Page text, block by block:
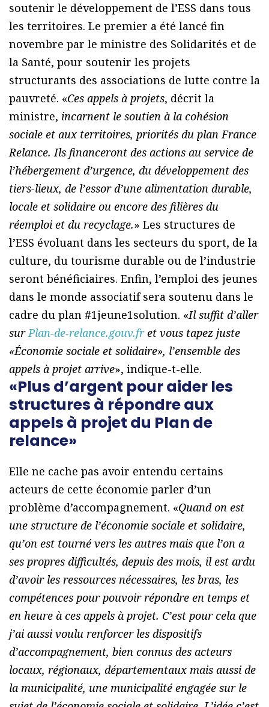
soutenir le développement de l’ESS dans tous
les territoires. Le premier a été lancé fin
novembre par le ministre des Solidarités et de
la Santé, pour soutenir les projets
structurants des associations de lutte contre la
pauvreté. «Ces appels à projets, décrit la
ministre, incarnent le soutien à la cohésion
sociale et aux territoires, priorités du plan France
Relance. Ils financeront des actions au service de
l’hébergement d’urgence, du développement des
tiers-lieux, de l’essor d’une alimentation durable,
locale et solidaire ou encore des filières du
réemploi et du recyclage.» Les structures de
l’ESS évoluant dans les secteurs du sport, de la
culture, du tourisme durable ou de l’industrie
seront bénéficiaires. Enfin, l’emploi des jeunes
dans le monde associatif sera soutenu dans le
cadre du plan #1jeune1solution. «Il suffit d’aller
surPlan-de-relance.gouv.fret vous tapez juste
«Économie sociale et solidaire», l’ensemble des
appels à projet arrive», indique-t-elle.
«Plus d’argent pour aider les
structures à répondre aux
appels à projet du Plan de
relance»
Elle ne cache pas avoir entendu certains
acteurs de cette économie parler d’un
problème d’accompagnement. «Quand on est
une structure de l’économie sociale et solidaire,
qu’on est tourné vers les autres mais que l’on a
ses propres difficultés, depuis des mois, il est ardu
d’avoir les ressources nécessaires, les bras, les
compétences pour pouvoir répondre en temps et
en heure à ces appels à projet. C’est pour cela que
j’ai aussi voulu renforcer les dispositifs
d’accompagnement, bien connus des acteurs
locaux, régionaux, départementaux mais aussi de
la municipalité, une municipalité engagée sur le